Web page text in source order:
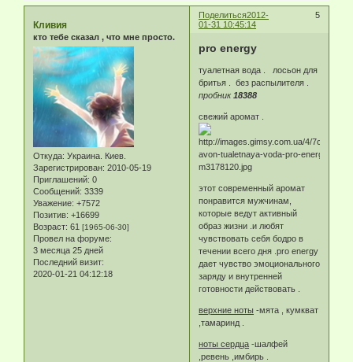
Поделиться 5
2012-
01-31 10:45:14
Кливия
кто тебе сказал , что мне просто.
Откуда: Украина. Киев.
Зарегистрирован: 2010-05-19
Приглашений: 0
Сообщений: 3339
Уважение: +7572
Позитив: +16699
Возраст: 61 [1965-06-30]
Провел на форуме:
3 месяца 25 дней
Последний визит:
2020-01-21 04:12:18
pro energy
туалетная вода . лосьон для
бритья . без распылителя .
пробник18388
свежий аромат .
этот современный аромат
понравится мужчинам,
которые ведут активный
образ жизни .и любят
чувствовать себя бодро в
течении всего дня .pro energy
дает чувство эмоционального
заряду и внутренней
готовности действовать .
верхние ноты -мята , кумкват
,тамаринд .
ноты сердца -шалфей
,ревень ,имбирь .